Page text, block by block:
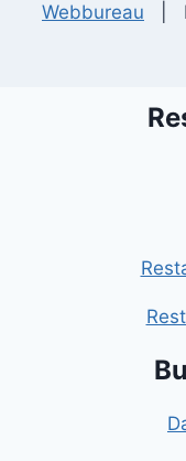
Webbureau |